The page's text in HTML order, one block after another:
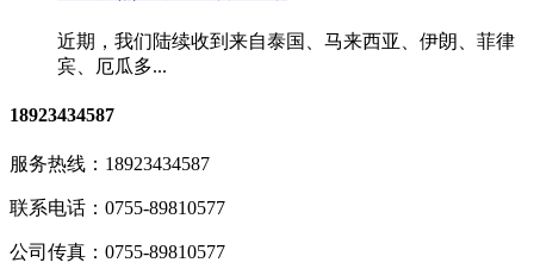
近期，我们陆续收到来自泰国、马来西亚、伊朗、菲律
宾、厄瓜多...
18923434587
服务热线： 18923434587
联系电话： 0755-89810577
公司传真： 0755-89810577